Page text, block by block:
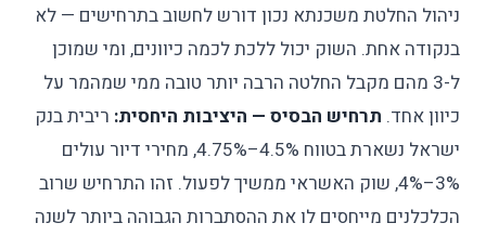
ניהול החלטת משכנתא נכון דורש לחשוב בתרחישים — לא
בנקודה אחת. השוק יכול ללכת לכמה כיוונים, ומי שמוכן
ל-3 מהם מקבל החלטה הרבה יותר טובה ממי שמהמר על
כיוון אחד. תרחיש הבסיס — היציבות היחסית: ריבית בנק
ישראל נשארת בטווח 4.5%–4.75%, מחירי דיור עולים
3%–4%, שוק האשראי ממשיך לפעול. זהו התרחיש שרוב
הכלכלנים מייחסים לו את ההסתברות הגבוהה ביותר לשנה